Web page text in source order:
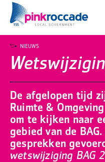
De afgelopen tijd
Ruimte &
om te kijken naar
gebied van de
gesprekken
wetswijziging BAG
NIEUWS